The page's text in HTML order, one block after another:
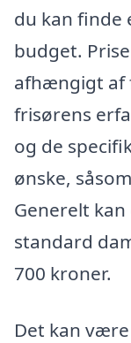
du kan finde
budget.
afhængigt af
frisørens
og de
ønske,
Generelt
standard
700 kroner.
Det kan